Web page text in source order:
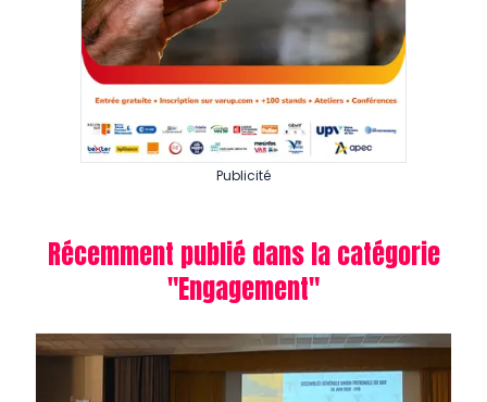
Publicité
Récemment publié dans la catégorie
"Engagement"